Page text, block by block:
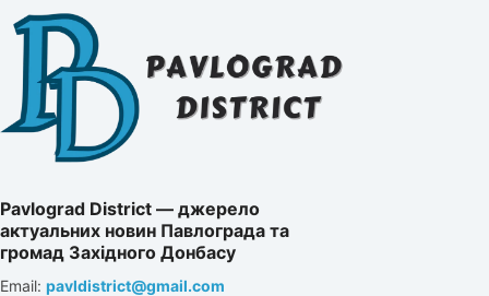
Pavlograd District — джерело
актуальних новин Павлограда та
громад Західного Донбасу
Email: pavldistrict@gmail.com